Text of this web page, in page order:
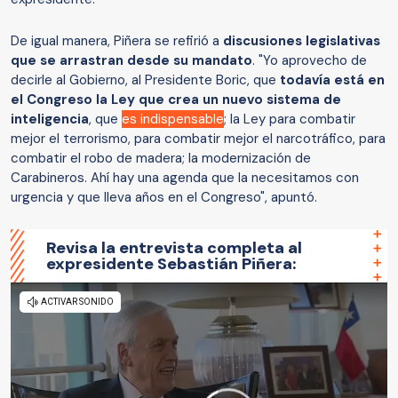
De igual manera, Piñera se refirió a discusiones legislativas
que se arrastran desde su mandato. "Yo aprovecho de
decirle al Gobierno, al Presidente Boric, que todavía está en
el Congreso la Ley que crea un nuevo sistema de
inteligencia, que es indispensable; la Ley para combatir
mejor el terrorismo, para combatir mejor el narcotráfico, para
combatir el robo de madera; la modernización de
Carabineros. Ahí hay una agenda que la necesitamos con
urgencia y que lleva años en el Congreso", apuntó.
Revisa la entrevista completa al
expresidente Sebastián Piñera: